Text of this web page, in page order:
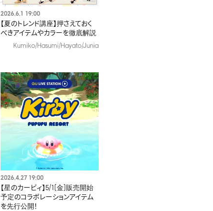
2026.6.1 19:00
【夏のトレンド講座】押さえておく
べきアイテムやカラーを徹底解説​
Kumiko/Hasumi/Hayato/Junia
2026.4.27 19:00
【星のカービィ】5/1(金)販売開始
予定のコラボレーションアイテム
を先行公開！